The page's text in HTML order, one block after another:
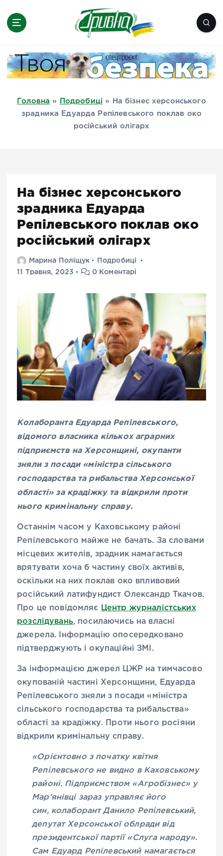
Миколаїв, Одеса, Мелітополь
Головна » Подробиці »
На бізнес херсонського
зрадника Едуарда Репілевського поклав око
російський олігарх
На бізнес херсонського
зрадника Едуарда
Репілевського поклав око
російський олігарх
Марина Поліщук
Подробиці
11 Травня, 2023
0 Коментарі
Колаборанта Едуарда Репілевського,
відомого власника кількох аграрних
підприємств на Херсонщині, окупанти
зняли з посади «міністра сільського
господарства та рибальства Херсонської
області» за крадіжку та відкрили проти
нього кримінальну справу.
Останнім часом у Каховському районі
Репілевського майже не бачать. За словами
місцевих жителів, зрадник намагається
врятувати хоча б частину своїх активів,
оскільки на них поклав око впливовий
російський латифундист Олександр Ткачов.
Про це повідомляє Центр журналістських
розслідувань, посилаючись на власні
джерела. Інформацію опосередковано
підтверджують і окупаційні ЗМІ.
За інформацією джерел ЦЖР на тимчасово
окупованій частині Херсонщини, Едуарда
Репілевського зняли з посади «міністра
сільського господарства та рибальства»
області за крадіжку. Проти нього росіяни
відкрили кримінальну справу.
«Орієнтовно з початку квітня
Репілевського не видно в Каховському
районі. Підприємством «Агробізнес» у
Мар’янівці зараз управляє його
син, колаборант Данило Репілевський,
депутат Херсонської облради від
президентської партії «Слуга народу».
Сам Едуард Репілевський намагається